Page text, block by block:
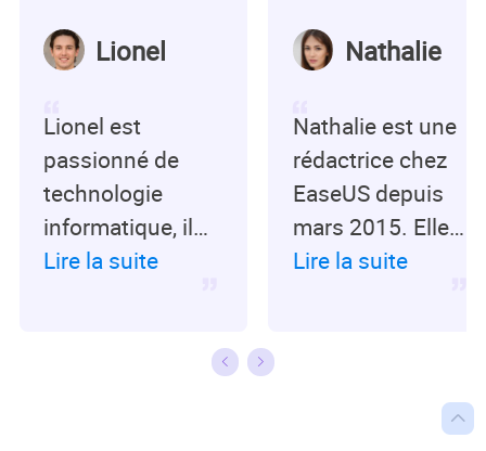

Lionel
Lionel est
passionné de
technologie
informatique, il
fait partie de
spécialisé dans le
Lire la suite
Nathalie
Nathalie est une
rédactrice chez
EaseUS depuis
mars 2015. Elle
est passionée
de récupération
et de sauvegarde
Lire la suite